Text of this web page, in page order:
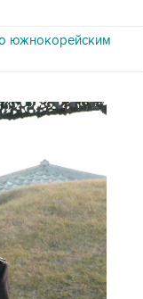
южнокорейским